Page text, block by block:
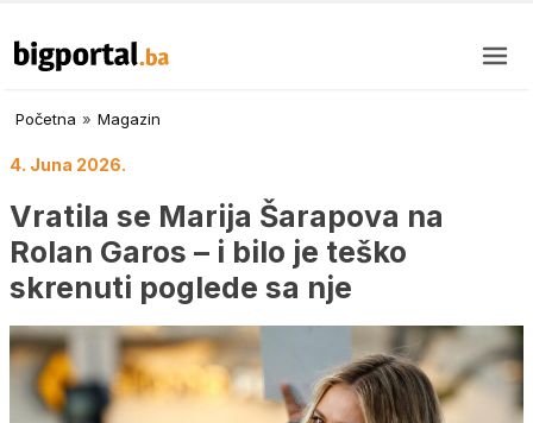
Početna » Magazin
4. Juna 2026.
Vratila se Marija Šarapova na
Rolan Garos – i bilo je teško
skrenuti poglede sa nje